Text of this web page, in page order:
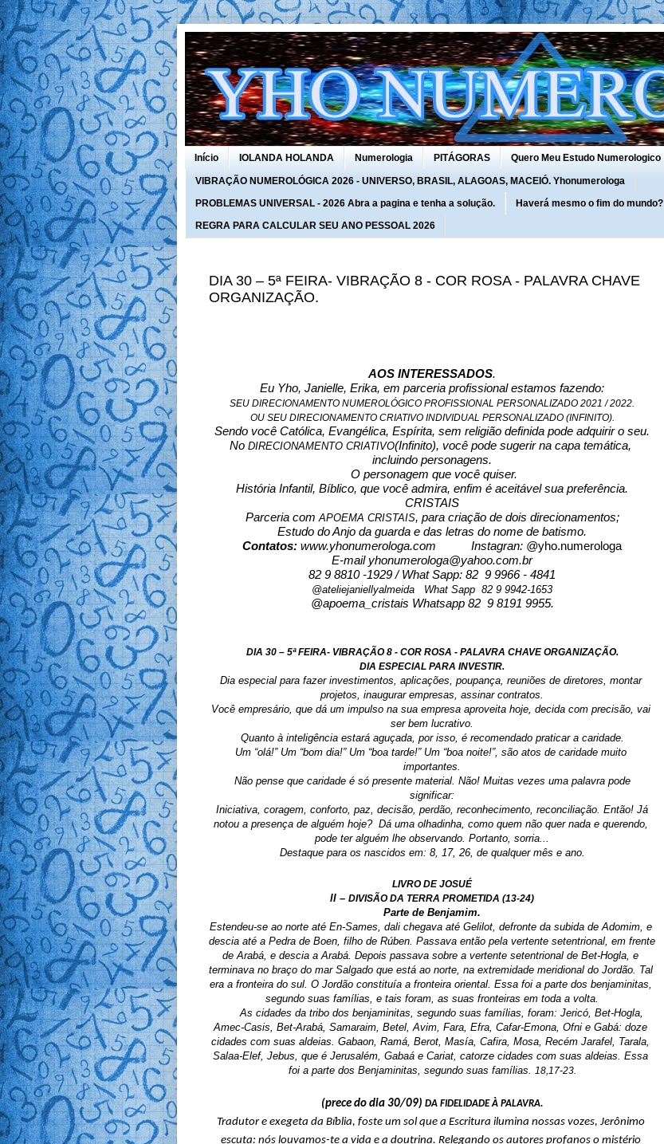
Início IOLANDA HOLANDA Numerologia PITÁGORAS Quero Meu Estudo Numerologico
VIBRAÇÃO NUMEROLÓGICA 2026 - UNIVERSO, BRASIL, ALAGOAS, MACEIÓ. Yhonumerologa
PROBLEMAS UNIVERSAL - 2026 Abra a pagina e tenha a solução. Haverá mesmo o fim do mundo?
REGRA PARA CALCULAR SEU ANO PESSOAL 2026
DIA 30 – 5ª FEIRA- VIBRAÇÃO 8 - COR ROSA - PALAVRA CHAVE
ORGANIZAÇÃO.
AOS INTERESSADOS.
Eu Yho, Janielle, Erika, em parceria profissional estamos fazendo:
SEU DIRECIONAMENTO NUMEROLÓGICO PROFISSIONAL PERSONALIZADO 2021 / 2022.
OU SEU DIRECIONAMENTO CRIATIVO INDIVIDUAL PERSONALIZADO (INFINITO).
Sendo você Católica, Evangélica, Espírita, sem religião definida pode adquirir o seu.
No DIRECIONAMENTO CRIATIVO(Infinito), você pode sugerir na capa temática,
incluindo personagens.
O personagem que você quiser.
História Infantil, Bíblico, que você admira, enfim é aceitável sua preferência.
CRISTAIS
Parceria com APOEMA CRISTAIS, para criação de dois direcionamentos;
Estudo do Anjo da guarda e das letras do nome de batismo.
Contatos: www.yhonumerologa.com Instagran: @yho.numerologa
E-mail yhonumerologa@yahoo.com.br
82 9 8810 -1929 / What Sapp: 82  9 9966 - 4841
@ateliejaniellyalmeida   What Sapp  82 9 9942-1653
@apoema_cristais Whatsapp 82  9 8191 9955.
DIA 30 – 5ª FEIRA- VIBRAÇÃO 8 - COR ROSA - PALAVRA CHAVE ORGANIZAÇÃO.
DIA ESPECIAL PARA INVESTIR.
Dia especial para fazer investimentos, aplicações, poupança, reuniões de diretores, montar
projetos, inaugurar empresas, assinar contratos.
Você empresário, que dá um impulso na sua empresa aproveita hoje, decida com precisão, vai
ser bem lucrativo.
Quanto à inteligência estará aguçada, por isso, é recomendado praticar a caridade.
Um “olá!” Um “bom dia!” Um “boa tarde!” Um “boa noite!”, são atos de caridade muito
importantes.
Não pense que caridade é só presente material. Não! Muitas vezes uma palavra pode
significar:
Iniciativa, coragem, conforto, paz, decisão, perdão, reconhecimento, reconciliação. Então! Já
notou a presença de alguém hoje?  Dá uma olhadinha, como quem não quer nada e querendo,
pode ter alguém lhe observando. Portanto, sorria...
Destaque para os nascidos em: 8, 17, 26, de qualquer mês e ano.
LIVRO DE JOSUÉ
ll – DIVISÃO DA TERRA PROMETIDA (13-24)
Parte de Benjamim.
Estendeu-se ao norte até En-Sames, dali chegava até Gelilot, defronte da subida de Adomim, e
descia até a Pedra de Boen, filho de Rúben. Passava então pela vertente setentrional, em frente
de Arabá, e descia a Arabá. Depois passava sobre a vertente setentrional de Bet-Hogla, e
terminava no braço do mar Salgado que está ao norte, na extremidade meridional do Jordão. Tal
era a fronteira do sul. O Jordão constituía a fronteira oriental. Essa foi a parte dos benjaminitas,
segundo suas famílias, e tais foram, as suas fronteiras em toda a volta.
As cidades da tribo dos benjaminitas, segundo suas famílias, foram: Jericó, Bet-Hogla,
Amec-Casis, Bet-Arabá, Samaraim, Betel, Avim, Fara, Efra, Cafar-Emona, Ofni e Gabá: doze
cidades com suas aldeias. Gabaon, Ramá, Berot, Masía, Cafira, Mosa, Recém Jarafel, Tarala,
Salaa-Elef, Jebus, que é Jerusalém, Gabaá e Cariat, catorze cidades com suas aldeias. Essa
foi a parte dos Benjaminitas, segundo suas famílias. 18,17-23.
(prece do dia 30/09) DA FIDELIDADE À PALAVRA.
Tradutor e exegeta da Bíblia, foste um sol que a Escritura ilumina nossas vozes, Jerônimo
escuta: nós louvamos-te a vida e a doutrina. Relegando os autores profanos o mistério